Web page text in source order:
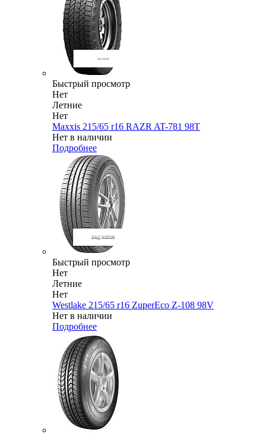
Быстрый просмотр
Нет
Летние
Нет
Maxxis 215/65 r16 RAZR AT-781 98T
Нет в наличии
Подробнее
Быстрый просмотр
Нет
Летние
Нет
Westlake 215/65 r16 ZuperEco Z-108 98V
Нет в наличии
Подробнее